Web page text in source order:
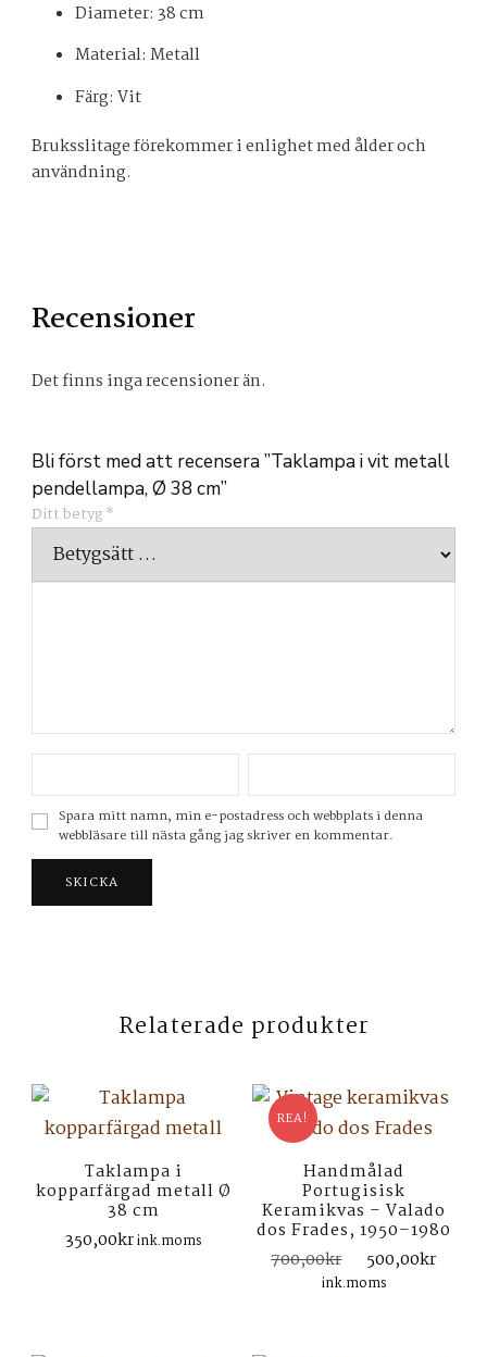
Diameter: 38 cm
Material: Metall
Färg: Vit
Bruksslitage förekommer i enlighet med ålder och
användning.
Recensioner
Det finns inga recensioner än.
Bli först med att recensera ”Taklampa i vit metall
pendellampa, Ø 38 cm”
Ditt betyg*
Spara mitt namn, min e-postadress och webbplats i denna
webbläsare till nästa gång jag skriver en kommentar.
Relaterade produkter
Taklampa i
kopparfärgad metall Ø
38 cm
350,00krink.moms
REA!
Handmålad
Portugisisk
Keramikvas – Valado
dos Frades, 1950–1980
700,00kr
Det
ursprungliga
500,00kr
ink.moms